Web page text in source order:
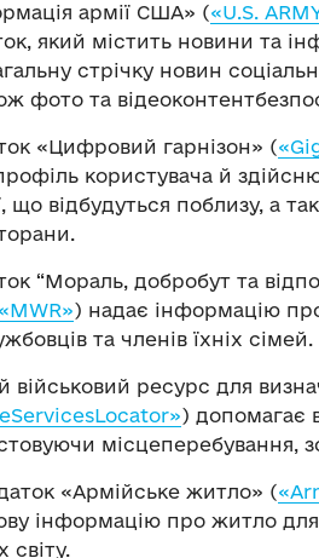
армії США» («U.S.
який містить новини та
стрічку новин
фото та
«Цифровий гарнізон» (
користувача й
що відбудуться поблизу, а
“Мораль, добробут та
«MWR») надає інформацію
та членів їхніх сімей.
військовий ресурс для
) допомагає
«Армійське житло» (
інформацію про житло для
світу.